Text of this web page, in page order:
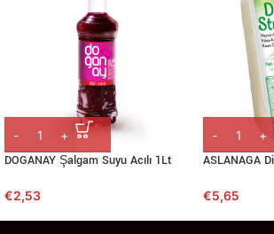
DOGANAY Şalgam Suyu Acılı 1Lt
€2,53
ASLANAGA
€5,65